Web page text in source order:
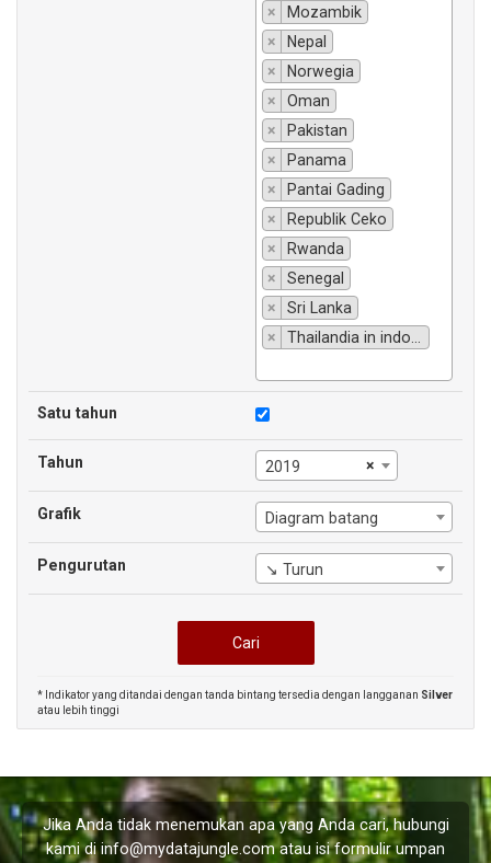
×
Mozambik
×
Nepal
×
Norwegia
×
Oman
×
Pakistan
×
Panama
×
Pantai Gading
×
Republik Ceko
×
Rwanda
×
Senegal
×
Sri Lanka
×
Thailandia in indonesiano si traduce "Thailandia".
Satu tahun
Tahun ×
2019
Grafik Diagram batang
Pengurutan ↘ Turun
* Indikator yang ditandai dengan tanda bintang tersedia dengan langganan Silver
atau lebih tinggi
Jika Anda tidak menemukan apa yang Anda cari, hubungi
kami diinfo@mydatajungle.comatau isi formulirumpan